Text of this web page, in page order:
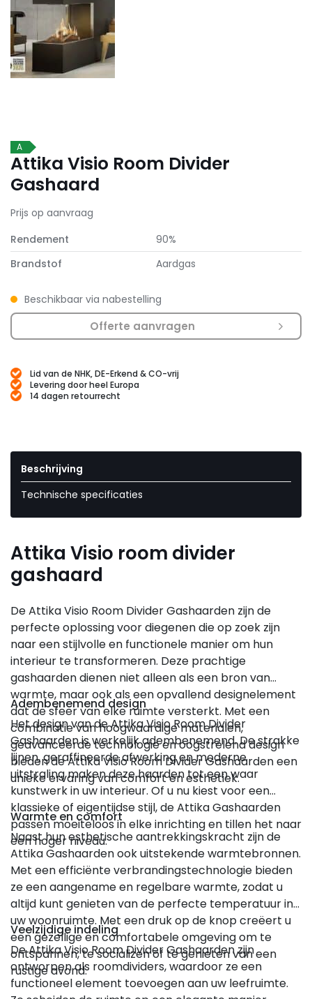
A
Attika Visio Room Divider
Gashaard
Prijs op aanvraag
Rendement
90%
Brandstof
Aardgas
Beschikbaar via nabestelling
Offerte aanvragen
Lid van de NHK, DE-Erkend & CO-vrij
Levering door heel Europa
14 dagen retourrecht
Beschrijving
Technische specificaties
Attika Visio room divider
gashaard
De Attika Visio Room Divider Gashaarden zijn de
perfecte oplossing voor diegenen die op zoek zijn
naar een stijlvolle en functionele manier om hun
interieur te transformeren. Deze prachtige
gashaarden dienen niet alleen als een bron van
warmte, maar ook als een opvallend designelement
dat de sfeer van elke ruimte versterkt. Met een
combinatie van hoogwaardige materialen,
geavanceerde technologie en oogstrelend design
bieden de Attika Visio Room Divider Gashaarden een
unieke ervaring van comfort en esthetiek.
Adembenemend design
Het design van de Attika Visio Room Divider
Gashaarden is werkelijk adembenemend. De strakke
lijnen, geraffineerde afwerking en moderne
uitstraling maken deze haarden tot een waar
kunstwerk in uw interieur. Of u nu kiest voor een
klassieke of eigentijdse stijl, de Attika Gashaarden
passen moeiteloos in elke inrichting en tillen het naar
een hoger niveau.
Warmte en comfort
Naast hun esthetische aantrekkingskracht zijn de
Attika Gashaarden ook uitstekende warmtebronnen.
Met een efficiënte verbrandingstechnologie bieden
ze een aangename en regelbare warmte, zodat u
altijd kunt genieten van de perfecte temperatuur in
uw woonruimte. Met een druk op de knop creëert u
een gezellige en comfortabele omgeving om te
ontspannen, te socializen of te genieten van een
rustige avond.
Veelzijdige indeling
De Attika Visio Room Divider Gashaarden zijn
ontworpen als roomdividers, waardoor ze een
functioneel element toevoegen aan uw leefruimte.